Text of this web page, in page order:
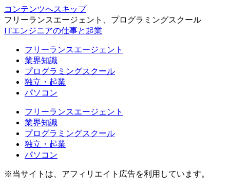
コンテンツへスキップ
フリーランスエージェント、プログラミングスクール
ITエンジニアの仕事と起業
フリーランスエージェント
業界知識
プログラミングスクール
独立・起業
パソコン
フリーランスエージェント
業界知識
プログラミングスクール
独立・起業
パソコン
※当サイトは、アフィリエイト広告を利用しています。